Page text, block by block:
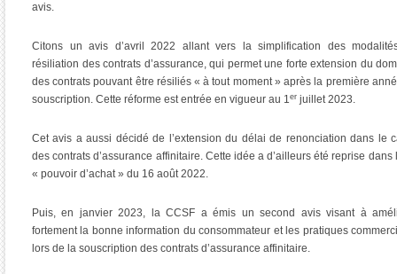
avis.
Citons un avis d’avril 2022 allant vers la simplification des
résiliation des contrats d’assurance, qui permet une forte extension du
des contrats pouvant être résiliés « à tout moment » après la première
souscription. Cette réforme est entrée en vigueur au 1er juillet 2023.
Cet avis a aussi décidé de l’extension du délai de renonciation dans le
des contrats d’assurance affinitaire. Cette idée a d’ailleurs été reprise dans
« pouvoir d’achat » du 16 août 2022.
Puis, en janvier 2023, la CCSF a émis un second avis visant à
fortement la bonne information du consommateur et les pratiques
lors de la souscription des contrats d’assurance affinitaire.